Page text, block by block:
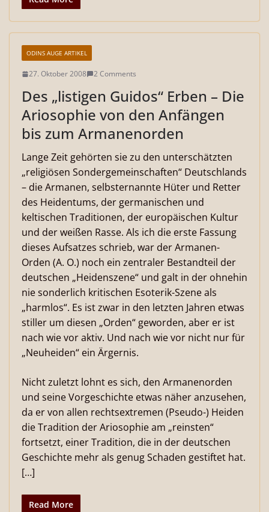
ODINS AUGE ARTIKEL
27. Oktober 2008 2 Comments
Des „listigen Guidos“ Erben – Die
Ariosophie von den Anfängen
bis zum Armanenorden
Lange Zeit gehörten sie zu den unterschätzten
„religiösen Sondergemeinschaften“ Deutschlands
– die Armanen, selbsternannte Hüter und Retter
des Heidentums, der germanischen und
keltischen Traditionen, der europäischen Kultur
und der weißen Rasse. Als ich die erste Fassung
dieses Aufsatzes schrieb, war der Armanen-
Orden (A. O.) noch ein zentraler Bestandteil der
deutschen „Heidenszene“ und galt in der ohnehin
nie sonderlich kritischen Esoterik-Szene als
„harmlos“. Es ist zwar in den letzten Jahren etwas
stiller um diesen „Orden“ geworden, aber er ist
nach wie vor aktiv. Und nach wie vor nicht nur für
„Neuheiden“ ein Ärgernis.
Nicht zuletzt lohnt es sich, den Armanenorden
und seine Vorgeschichte etwas näher anzusehen,
da er von allen rechtsextremen (Pseudo-) Heiden
die Tradition der Ariosophie am „reinsten“
fortsetzt, einer Tradition, die in der deutschen
Geschichte mehr als genug Schaden gestiftet hat.
[…]
Read More